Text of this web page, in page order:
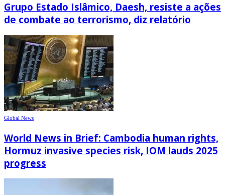
Grupo Estado Islâmico, Daesh, resiste a ações
de combate ao terrorismo, diz relatório
Global News
World News in Brief: Cambodia human rights,
Hormuz invasive species risk, IOM lauds 2025
progress